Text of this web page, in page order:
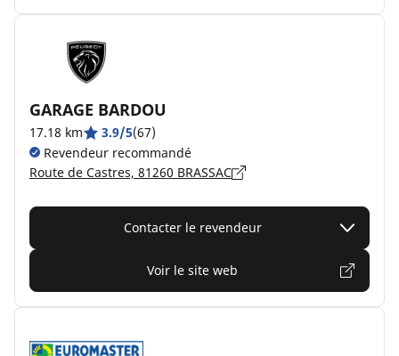
GARAGE BARDOU
17.18 km 3.9/5(67)
Revendeur recommandé
Route de Castres, 81260 BRASSAC
Contacter le revendeur
Voir le site web